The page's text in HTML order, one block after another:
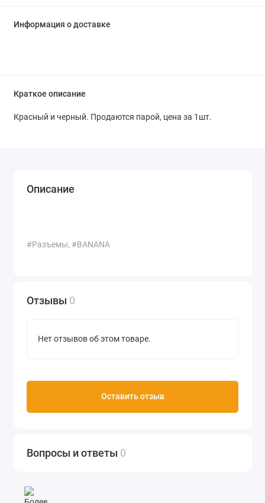
Информация о доставке
Краткое описание
Красный и черный. Продаются парой, цена за 1шт.
Описание
#Разъемы, #BANANA
Отзывы 0
Нет отзывов об этом товаре.
Оставить отзыв
Вопросы и ответы 0